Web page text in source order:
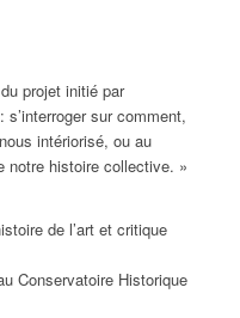
projet initié par
sur comment,
intériorisé, ou au
notre histoire collective. »
de l’art et critique
Conservatoire Historique